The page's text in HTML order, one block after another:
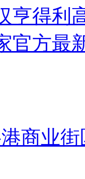
亨得利
官方最
商业